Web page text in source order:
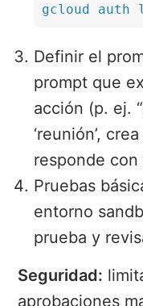
gcloud auth
Definir el
prompt que
acción (p. ej.
‘reunión’,
responde con
Pruebas
entorno
prueba y
Seguridad:
aprobaciones